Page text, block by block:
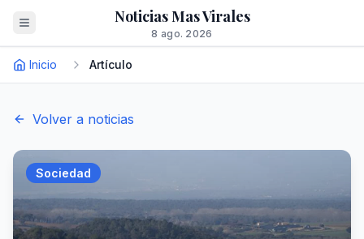
Noticias Mas Virales
8 ago. 2026
Inicio Artículo
Volver a noticias
Sociedad